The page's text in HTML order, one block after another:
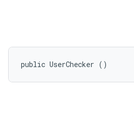
public UserChecker ()